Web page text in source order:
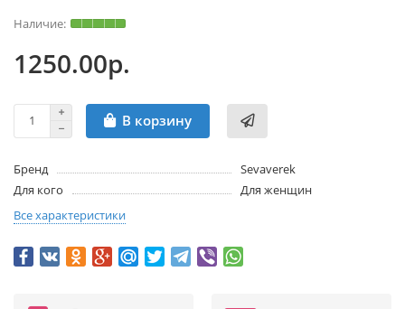
1250.00р.
В корзину
Бренд
Sevaverek
Для кого
Для женщин
Все характеристики